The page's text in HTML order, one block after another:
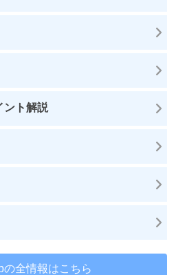
ント解説
の全情報はこちら